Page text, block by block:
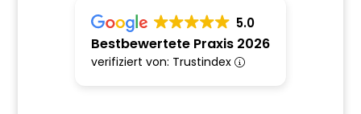
5.0
Bestbewertete Praxis 2026
verifiziert von: Trustindex